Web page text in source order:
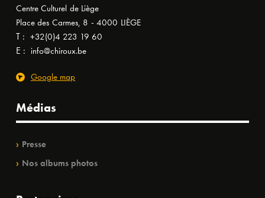
Centre Culturel de Liège
Place des Carmes, 8 - 4000 LIÈGE
T : +32(0)4 223 19 60
E : info@chiroux.be
Google map
Médias
Presse
Nos albums photos